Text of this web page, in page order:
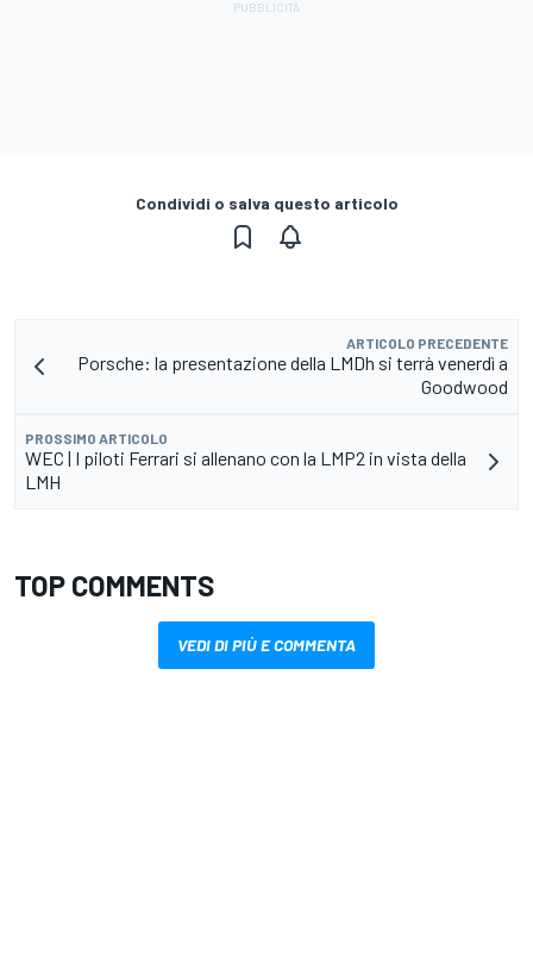
Condividi o salva questo articolo
ARTICOLO PRECEDENTE
Porsche: la presentazione della LMDh si terrà venerdì a
Goodwood
PROSSIMO ARTICOLO
WEC | I piloti Ferrari si allenano con la LMP2 in vista della
LMH
TOP COMMENTS
VEDI DI PIÙ E COMMENTA